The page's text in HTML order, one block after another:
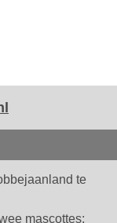
te
mascottes: